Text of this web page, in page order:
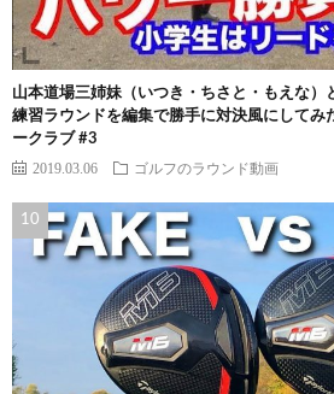
山本道場三姉妹（いつき・ちさと・もえな）
練習ラウンドを編集で勝手に対決風にしてみ
ークラブ #3
2019.03.06 ゴルフのラウンド動画